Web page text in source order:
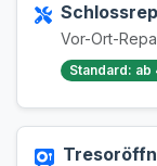
Vor-Ort-
Standard: ab